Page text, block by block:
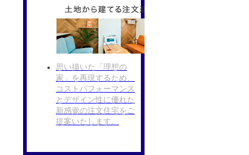
思い描いた「理想の
家」を再現するため、
コストパフォーマンス
とデザイン性に優れた
新感覚の注文住宅をご
提案いたします。